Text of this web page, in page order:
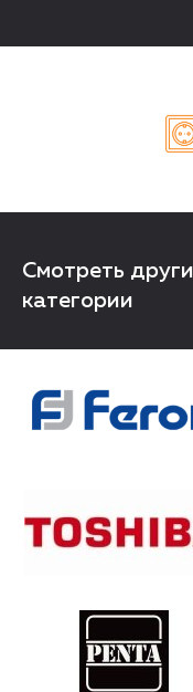
Смотреть
категории